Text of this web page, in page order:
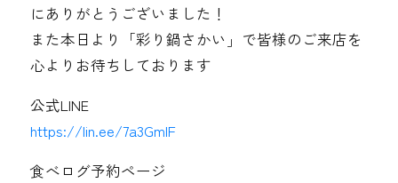
にありがとうございました！
また本日より「彩り鍋さかい」で皆様のご来店を
心よりお待ちしております
公式LINE
https://lin.ee/7a3GmIF
食べログ予約ページ